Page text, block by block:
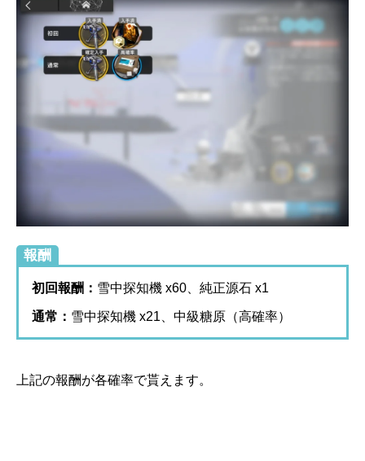
報酬
初回報酬： 雪中探知機 x60、純正源石 x1
通常： 雪中探知機 x21、中級糖原（高確率）
上記の報酬が各確率で貰えます。